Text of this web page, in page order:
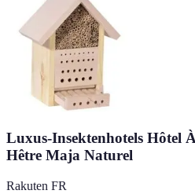
Luxus-Insektenhotels Hôtel
Hêtre Maja Naturel
Rakuten FR